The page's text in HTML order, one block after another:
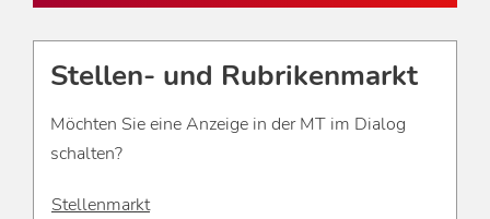
Stellen- und Rubrikenmarkt
Möchten Sie eine Anzeige in der MT im Dialog
schalten?
Stellenmarkt